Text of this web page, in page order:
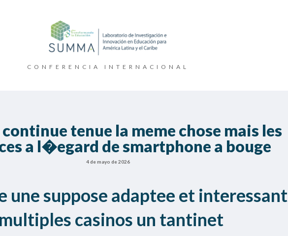
CONFERENCIA INTERNACIONAL
continue tenue la meme chose mais les
a l�egard de smartphone a bouge
4 de mayo de 2026
une suppose adaptee et interessant
casinos un tantinet